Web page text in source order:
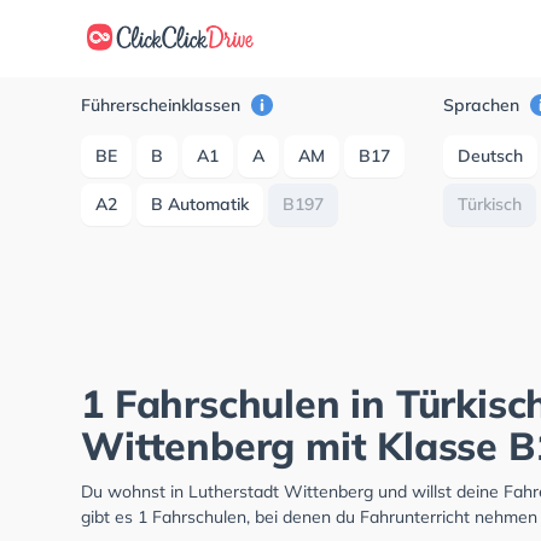
Führerscheinklassen
BE B A1 A AM B17
A2 B Automatik B197
Sprachen
Deutsch
Türkisch
1 Fahrschulen in
Wittenberg mit Klasse
Du wohnst in Lutherstadt Wittenberg und willst deine
gibt es 1 Fahrschulen, bei denen du Fahrunterricht